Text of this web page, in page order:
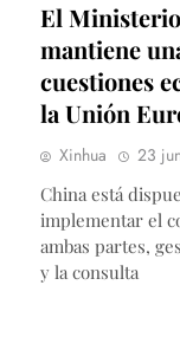
El
mantiene
cuestiones
la Unión
Xinhua 23
China está
implementar el
ambas partes,
y la consulta